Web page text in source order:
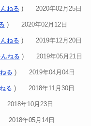
ねる ) 2020年02月25日
) 2020年02月12日
ねる ) 2019年12月20日
ねる ) 2019年05月21日
る ) 2019年04月04日
る ) 2018年11月30日
年10月23日
年05月14日